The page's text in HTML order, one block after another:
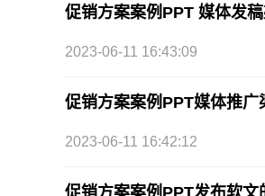
促销方案案例PPT 媒体发
2023-06-11 16:43:09
促销方案案例PPT媒体推广
2023-06-11 16:42:12